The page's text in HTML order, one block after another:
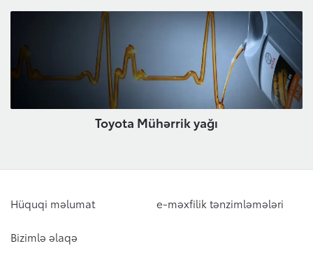
Toyota Mühərrik yağı
Hüquqi məlumat e-məxfilik tənzimləmələri
Bizimlə əlaqə